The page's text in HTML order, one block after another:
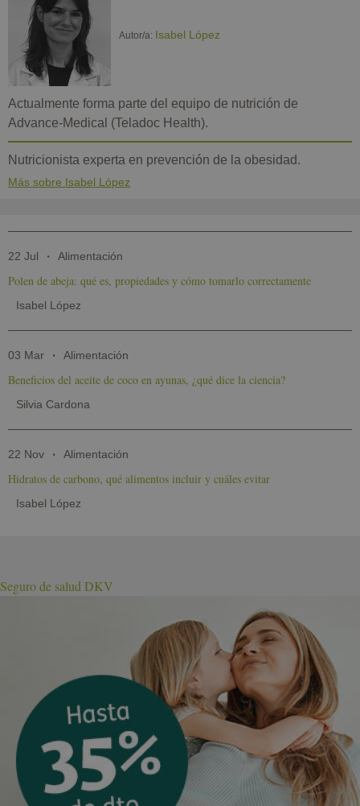
Autor/a: Isabel López
Actualmente forma parte del equipo de nutrición de
Advance-Medical (Teladoc Health).
Nutricionista experta en prevención de la obesidad.
Más sobre Isabel López
22 Jul Alimentación
Polen de abeja: qué es, propiedades y cómo tomarlo correctamente
Isabel López
03 Mar Alimentación
Beneficios del aceite de coco en ayunas, ¿qué dice la ciencia?
Silvia Cardona
22 Nov Alimentación
Hidratos de carbono, qué alimentos incluir y cuáles evitar
Isabel López
Seguro de salud DKV